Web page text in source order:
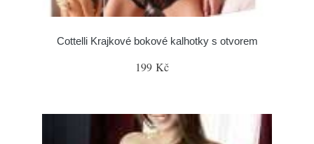
Cottelli Krajkové bokové kalhotky s otvorem
199 Kč